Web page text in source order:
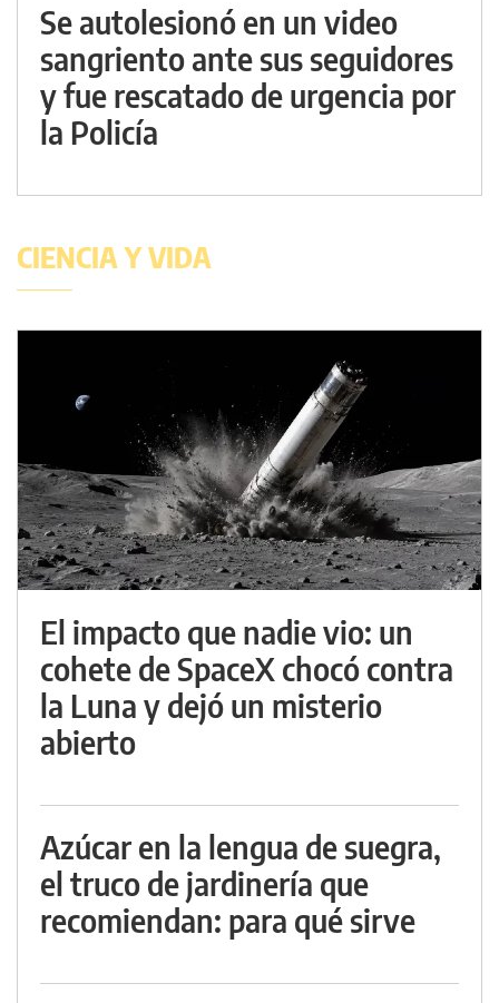
Se autolesionó en un video
sangriento ante sus seguidores
y fue rescatado de urgencia por
la Policía
CIENCIA Y VIDA
El impacto que nadie vio: un
cohete de SpaceX chocó contra
la Luna y dejó un misterio
abierto
Azúcar en la lengua de suegra,
el truco de jardinería que
recomiendan: para qué sirve